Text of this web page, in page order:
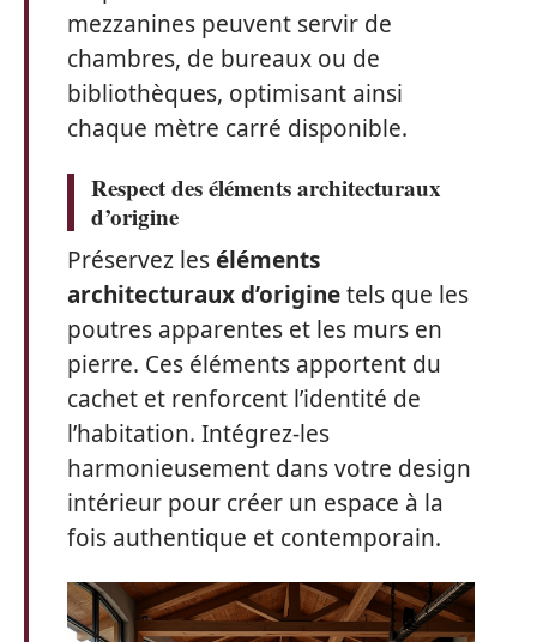
mezzanines peuvent servir de
chambres, de bureaux ou de
bibliothèques, optimisant ainsi
chaque mètre carré disponible.
Respect des éléments architecturaux
d’origine
Préservez leséléments
architecturaux d’originetels que les
poutres apparentes et les murs en
pierre. Ces éléments apportent du
cachet et renforcent l’identité de
l’habitation. Intégrez-les
harmonieusement dans votre design
intérieur pour créer un espace à la
fois authentique et contemporain.